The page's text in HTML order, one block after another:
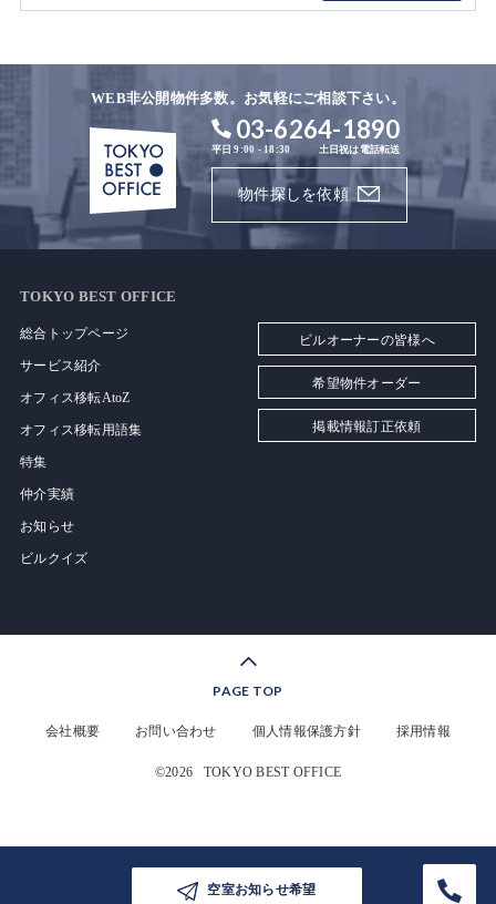
空室お知らせ希望
WEB非公開物件多数。お気軽にご相談下さい。
03-6264-1890
平日 9:00 - 18:30 土日祝は電話転送
物件探しを依頼
TOKYO BEST OFFICE
総合トップページ
サービス紹介
オフィス移転AtoZ
オフィス移転用語集
特集
仲介実績
お知らせ
ビルクイズ
ビルオーナーの皆様へ
希望物件オーダー
掲載情報訂正依頼
PAGE TOP
会社概要 お問い合わせ 個人情報保護方針 採用情報
©2026 TOKYO BEST OFFICE